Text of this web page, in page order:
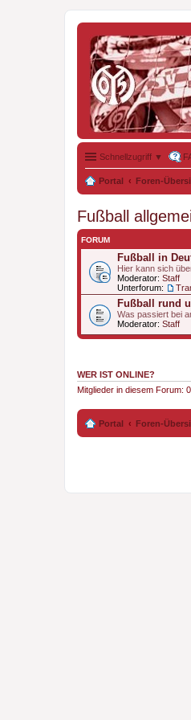
Schnellzugriff ▼
Portal Foren-
Fußball
FORUM
Fußball in
Hier kann sich
Moderator: Staff
Unterforum:
Fußball rund
Was passiert bei
Moderator: Staff
WER IST ONLINE?
Mitglieder in diesem Forum:
Portal Foren-